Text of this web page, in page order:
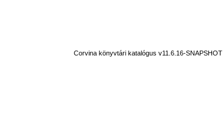
Corvina könyvtári katalógus v11.6.16-SNAPSHOT